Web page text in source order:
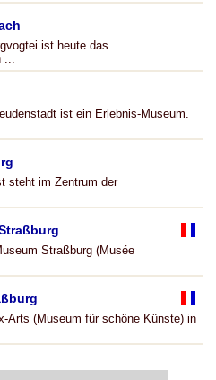
ist heute das
...
ist ein Erlebnis-Museum.
steht im Zentrum der
Straßburg (Musée
Arts (Museum für schöne Künste) in